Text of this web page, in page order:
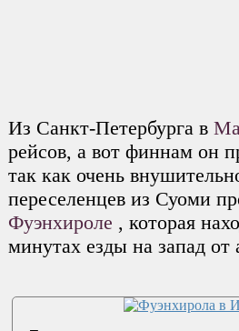
Из Санкт-Петербурга в
рейсов, а вот финнам он
так как очень
переселенцев из Суоми
Фуэнхироле , которая
минутах езды на запад от